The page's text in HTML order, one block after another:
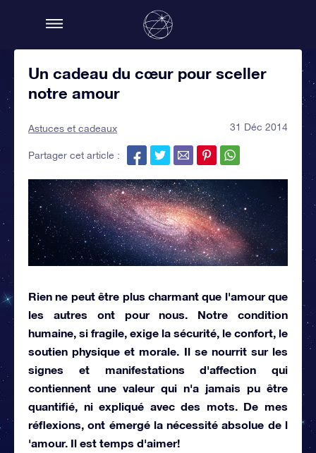
Un cadeau du cœur pour sceller
notre amour
Astuces et cadeaux 31 Déc 2014
Partager cet article :
Rien ne peut être plus charmant que l'amour que
les autres ont pour nous. Notre condition
humaine, si fragile, exige la sécurité, le confort, le
soutien physique et morale. Il se nourrit sur les
signes et manifestations d'affection qui
contiennent une valeur qui n'a jamais pu être
quantifié, ni expliqué avec des mots. De mes
réflexions, ont émergé la nécessité absolue de l
'amour. Il est temps d'aimer!